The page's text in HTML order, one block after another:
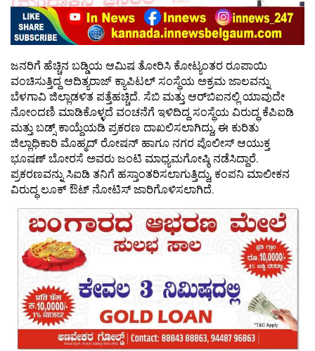
ಜನರಿಗೆ ಹೆಚ್ಚಿನ ಬಡ್ಡಿಯ ಆಮಿಷ ತೋರಿಸಿ ಕೋಟ್ಯಂತರ ರೂಪಾಯಿ
ವಂಚಿಸುತ್ತಿದ್ದ ಆದಿತ್ಯರಾಜ್ ಕ್ಯಾಪಿಟಲ್ ಸಂಸ್ಥೆಯ ಅಕ್ರಮ ಜಾಲವನ್ನು
ಬೆಳಗಾವಿ ಜಿಲ್ಲಾಡಳಿತ ಪತ್ತೆಹಚ್ಚಿದೆ. ಸೆಬಿ ಮತ್ತು ಆರ್‌ಬಿಐನಲ್ಲಿ ಯಾವುದೇ
ನೋಂದಣಿ ಮಾಡಿಕೊಳ್ಳದೆ ವಂಚನೆಗೆ ಇಳಿದಿದ್ದ ಸಂಸ್ಥೆಯ ವಿರುದ್ಧ ಕೆಪಿಐಡಿ
ಮತ್ತು ಬಡ್ಸ್ ಕಾಯ್ದೆಯಡಿ ಪ್ರಕರಣ ದಾಖಲಿಸಲಾಗಿದ್ದು, ಈ ಕುರಿತು
ಜಿಲ್ಲಾಧಿಕಾರಿ ಮೊಹ್ಮದ್ ರೋಷನ್ ಹಾಗೂ ನಗರ ಪೊಲೀಸ್ ಆಯುಕ್ತ
ಭೂಷಣ್ ಬೋರಸೆ ಅವರು ಜಂಟಿ ಮಾಧ್ಯಮಗೋಷ್ಠಿ ನಡೆಸಿದ್ದಾರೆ.
ಪ್ರಕರಣವನ್ನು ಸಿಐಡಿ ತನಿಗೆ ಹಸ್ತಾಂತರಿಸಲಾಗುತ್ತಿದ್ದು, ಕಂಪನಿ ಮಾಲೀಕನ
ವಿರುದ್ಧ ಲೂಕ್ ಔಟ್ ನೋಟಿಸ್ ಜಾರಿಗೊಳಿಸಲಾಗಿದೆ.